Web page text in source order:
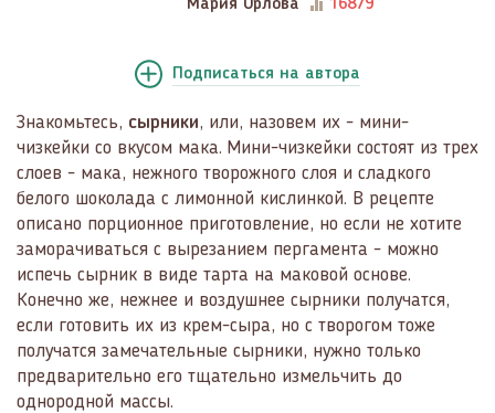
Мария Орлова 16879
Подписаться на автора
Знакомьтесь, сырники, или, назовем их - мини-
чизкейки со вкусом мака. Мини-чизкейки состоят из трех
слоев - мака, нежного творожного слоя и сладкого
белого шоколада с лимонной кислинкой. В рецепте
описано порционное приготовление, но если не хотите
заморачиваться с вырезанием пергамента - можно
испечь сырник в виде тарта на маковой основе.
Конечно же, нежнее и воздушнее сырники получатся,
если готовить их из крем-сыра, но с творогом тоже
получатся замечательные сырники, нужно только
предварительно его тщательно измельчить до
однородной массы.